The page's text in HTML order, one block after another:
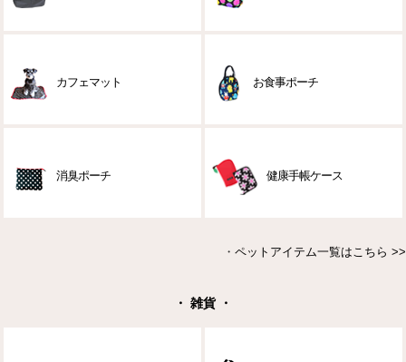
カフェマット お食事ポーチ
消臭ポーチ 健康手帳ケース
・ ペットアイテム一覧はこちら >>
・ 雑貨 ・